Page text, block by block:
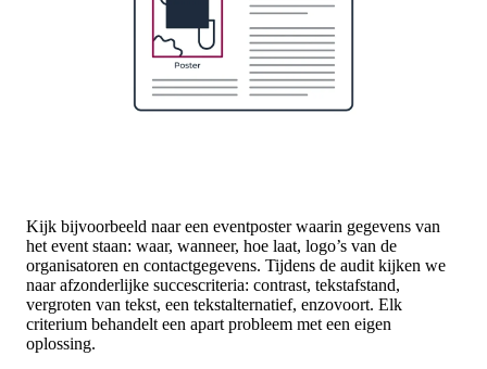
Kijk bijvoorbeeld naar een eventposter waarin gegevens van
het event staan: waar, wanneer, hoe laat, logo’s van de
organisatoren en contactgegevens. Tijdens de audit kijken we
naar afzonderlijke succescriteria: contrast, tekstafstand,
vergroten van tekst, een tekstalternatief, enzovoort. Elk
criterium behandelt een apart probleem met een eigen
oplossing.